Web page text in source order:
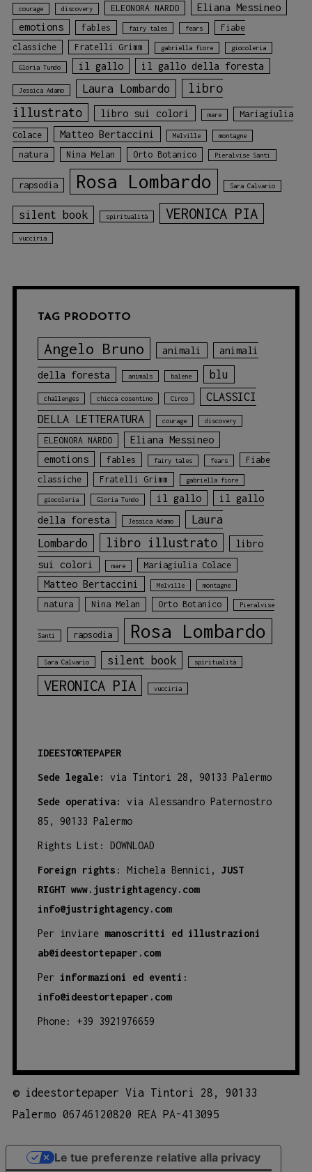
courage discovery ELEONORA NARDO
Eliana Messineo
emotions
fables fairy tales fears
Fiabe
classiche
Fratelli Grimm gabriella fiore giocoleria
Gloria Tundo il gallo il gallo della foresta
Jessica Adamo Laura Lombardo
libro
illustrato
libro sui colori mare
Mariagiulia
Colace
Matteo Bertaccini Melville montagne
natura Nina Melan Orto Botanico Pieralvise Santi
rapsodia Rosa Lombardo Sara Calvario
silent book spiritualità VERONICA PIA
vucciria
TAG PRODOTTO
Angelo Bruno animali animali
della foresta animals balene blu
challenges chicca cosentino Circo
CLASSICI
DELLA LETTERATURA
courage discovery
ELEONORA NARDO
Eliana Messineo
emotions
fables fairy tales fears
Fiabe
classiche
Fratelli Grimm gabriella fiore
giocoleria Gloria Tundo il gallo
il gallo
della foresta
Jessica Adamo
Laura
Lombardo
libro illustrato
libro
sui colori
mare Mariagiulia Colace
Matteo Bertaccini Melville montagne
natura Nina Melan Orto Botanico Pieralvise
Santi rapsodia Rosa Lombardo
Sara Calvario silent book spiritualità
VERONICA PIA vucciria
IDEESTORTEPAPER
Sede legale: via Tintori 28, 90133 Palermo
Sede operativa:
via Alessandro Paternostro
85, 90133 Palermo
Rights List: DOWNLOAD
Foreign rights : Michela Bennici, JUST
RIGHT www.justrightagency.com
info@justrightagency.com
Per inviare manoscritti ed illustrazioni
ab@ideestortepaper.com
Per informazioni ed eventi :
info@ideestortepaper.com
Phone: +39 3921976659
© ideestortepaper Via Tintori 28, 90133
Palermo 06746120820 REA PA-413095
Le tue preferenze relative alla privacy